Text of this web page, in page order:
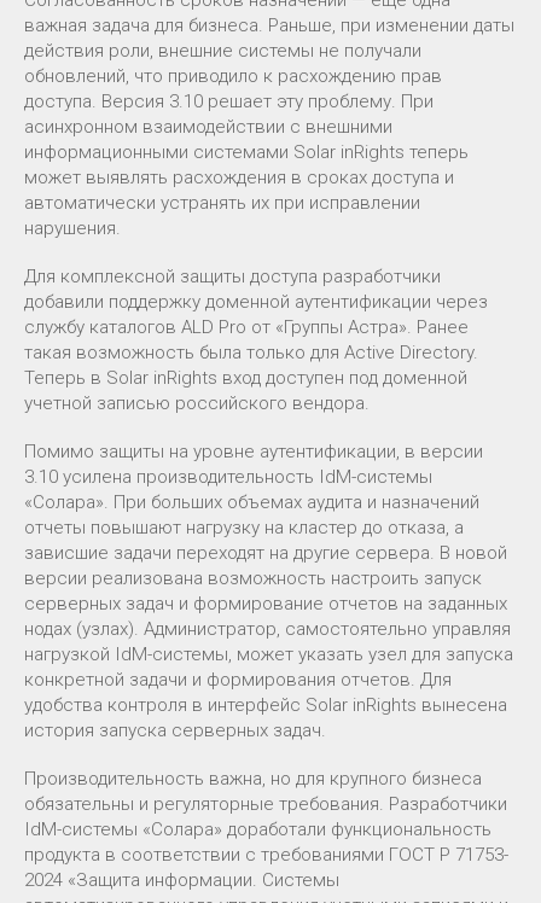
важная задача для бизнеса. Раньше, при изменении даты
действия роли, внешние системы не получали
обновлений, что приводило к расхождению прав
доступа. Версия 3.10 решает эту проблему. При
асинхронном взаимодействии с внешними
информационными системами Solar inRights теперь
может выявлять расхождения в сроках доступа и
автоматически устранять их при исправлении
нарушения.
Для комплексной защиты доступа разработчики
добавили поддержку доменной аутентификации через
службу каталогов ALD Pro от «Группы Астра». Ранее
такая возможность была только для Active Directory.
Теперь в Solar inRights вход доступен под доменной
учетной записью российского вендора.
Помимо защиты на уровне аутентификации, в версии
3.10 усилена производительность IdM-системы
«Солара». При больших объемах аудита и назначений
отчеты повышают нагрузку на кластер до отказа, а
зависшие задачи переходят на другие сервера. В новой
версии реализована возможность настроить запуск
серверных задач и формирование отчетов на заданных
нодах (узлах). Администратор, самостоятельно управляя
нагрузкой IdM-системы, может указать узел для запуска
конкретной задачи и формирования отчетов. Для
удобства контроля в интерфейс Solar inRights вынесена
история запуска серверных задач.
Производительность важна, но для крупного бизнеса
обязательны и регуляторные требования. Разработчики
IdM-системы «Солара» доработали функциональность
продукта в соответствии с требованиями ГОСТ Р 71753-
2024 «Защита информации. Системы